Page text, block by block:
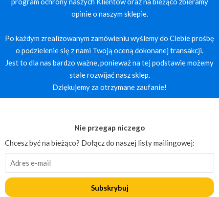
opinie o naszym sklepie.
Po każdym zrealizowanym zamówieniu wyślemy do Ciebie prośbę
o podzielenie się z nami Twoją oceną dokonanej transakcji.
Jest to dla nas bardzo ważne, ponieważ na tej podstawie możemy
stale rozwijać nasz sklep.
Dziękujemy za otrzymane zaufanie!
Nie przegap niczego
Chcesz być na bieżąco? Dołącz do naszej listy mailingowej:
Subskrybuj